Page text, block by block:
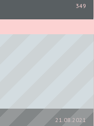
349
21.08.2021